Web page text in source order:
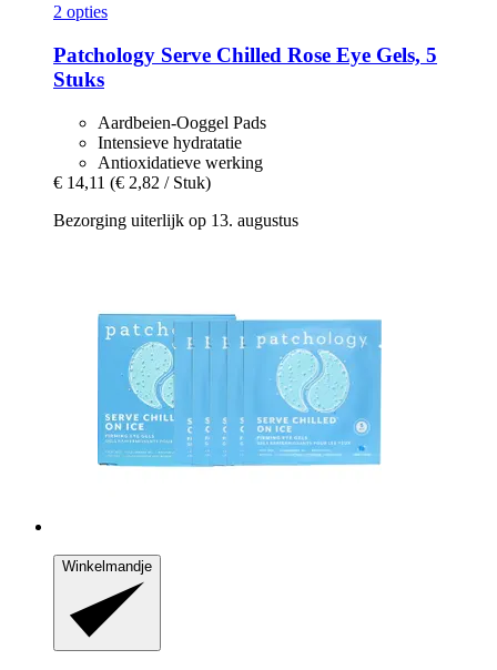
2 opties
Patchology Serve Chilled Rose Eye Gels, 5
Stuks
Aardbeien-Ooggel Pads
Intensieve hydratatie
Antioxidatieve werking
€ 14,11 (€ 2,82 / Stuk)
Bezorging uiterlijk op 13. augustus
Winkelmandje